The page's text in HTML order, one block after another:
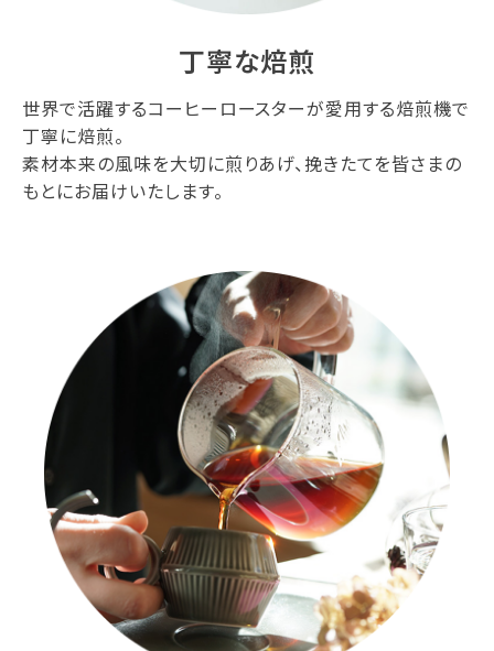
丁寧な焙煎
世界で活躍するコーヒーロースターが愛用する焙煎機で
丁寧に焙煎。
素材本来の風味を大切に煎りあげ、挽きたてを皆さまの
もとにお届けいたします。